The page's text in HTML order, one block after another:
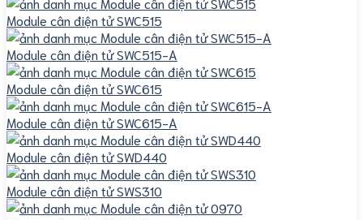
Module cân điện tử SWC515
Module cân điện tử SWC515-A
Module cân điện tử SWC615
Module cân điện tử SWC615-A
Module cân điện tử SWD440
Module cân điện tử SWS310